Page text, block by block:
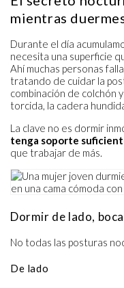
mientras
Durante el día
necesita una superficie
Ahí muchas personas
tratando de cuidar la
combinación de colchón
torcida, la cadera
La clave no es dormir
tenga soporte
que trabajar de más.
Dormir de lado,
No todas las posturas
De lado